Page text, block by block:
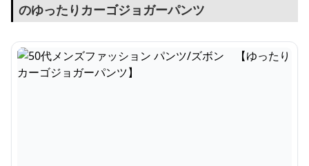
のゆったりカーゴジョガーパンツ